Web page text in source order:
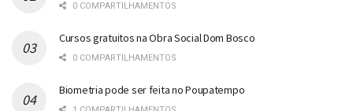
0 COMPARTILHAMENTOS
Cursos gratuitos na Obra Social Dom Bosco
0 COMPARTILHAMENTOS
Biometria pode ser feita no Poupatempo